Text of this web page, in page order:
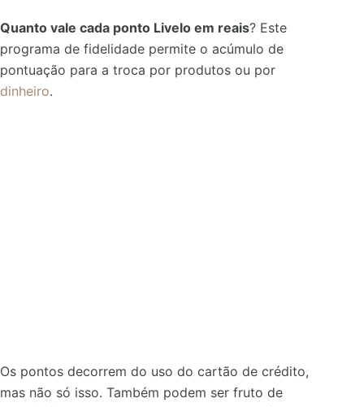
Quanto vale cada ponto Livelo em reais? Este
programa de fidelidade permite o acúmulo de
pontuação para a troca por produtos ou por
dinheiro.
Os pontos decorrem do uso do cartão de crédito,
mas não só isso. Também podem ser fruto de